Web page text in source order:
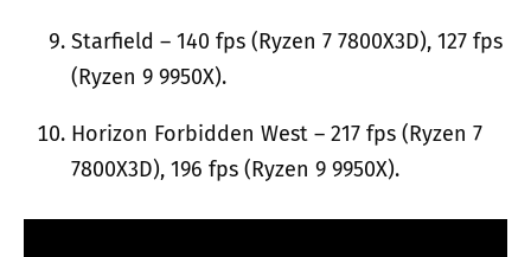
Starfield – 140 fps (Ryzen 7 7800X3D), 127 fps
(Ryzen 9 9950X).
Horizon Forbidden West – 217 fps (Ryzen 7
7800X3D), 196 fps (Ryzen 9 9950X).